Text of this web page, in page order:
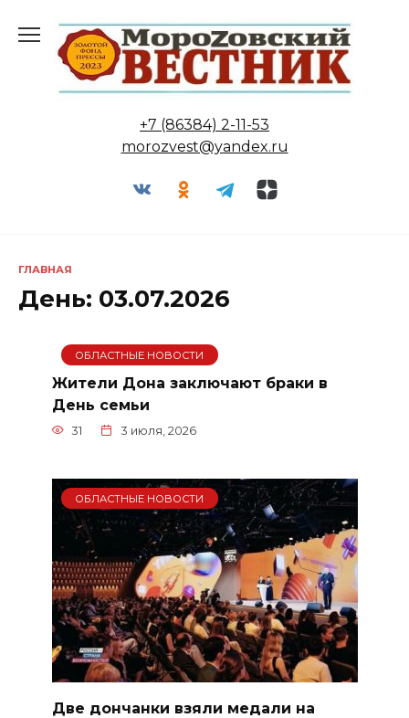
содержанию
+7 (86384) 2-11-53
morozvest@yandex.ru
ГЛАВНАЯ
День: 03.07.2026
ОБЛАСТНЫЕ НОВОСТИ
Жители Дона заключают браки в
День семьи
31 3 июля, 2026
ОБЛАСТНЫЕ НОВОСТИ
Две дончанки взяли медали на